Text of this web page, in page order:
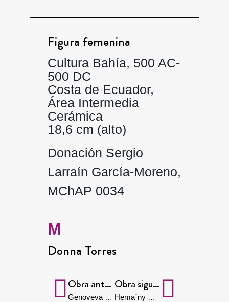
Figura femenina
Cultura Bahía, 500 AC-
500 DC
Costa de Ecuador,
Área Intermedia
Cerámica
18,6 cm (alto)
Donación Sergio
Larraín García-Moreno,
MChAP 0034
M
Donna Torres
Obra anterior
Genoveva Paz Cerda
Obra siguiente
Hema´ny Molina